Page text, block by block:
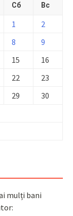
Сб Вс
1
2
8
9
15
16
22
23
29
30
mulți bani